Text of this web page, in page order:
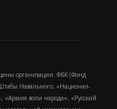
организации: ФБК (Фонд
Навального, «Национал-
«Армия воли народа», «Русский